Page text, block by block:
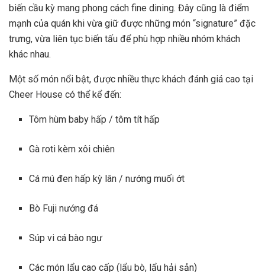
biến cầu kỳ mang phong cách fine dining. Đây cũng là điểm
mạnh của quán khi vừa giữ được những món “signature” đặc
trưng, vừa liên tục biến tấu để phù hợp nhiều nhóm khách
khác nhau.
Một số món nổi bật, được nhiều thực khách đánh giá cao tại
Cheer House có thể kể đến:
Tôm hùm baby hấp / tôm tít hấp
Gà roti kèm xôi chiên
Cá mú đen hấp kỳ lân / nướng muối ớt
Bò Fuji nướng đá
Súp vi cá bào ngư
Các món lẩu cao cấp (lẩu bò, lẩu hải sản)